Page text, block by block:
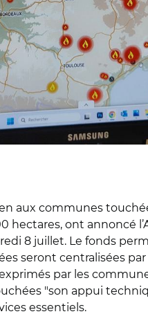
aux communes
ont annoncé
8 juillet. Le fonds
seront centralisées
par les
"son appui
essentiels.